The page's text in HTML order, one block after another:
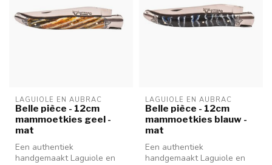
LAGUIOLE EN AUBRAC
Belle pièce - 12cm
mammoetkies geel -
mat
Een authentiek
handgemaakt Laguiole en
LAGUIOLE EN AUBRAC
Belle pièce - 12cm
mammoetkies blauw -
mat
Een authentiek
handgemaakt Laguiole en